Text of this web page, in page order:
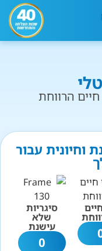
הרווחת
וחיונית עבור
סיגריות
שלא
עישנת
0